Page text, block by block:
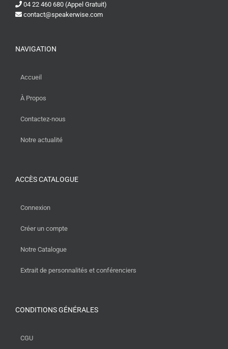
04 22 460 680 (Appel Gratuit)
contact@speakerwise.com
NAVIGATION
Accueil
À Propos
Contactez-nous
Notre actualité
ACCÈS CATALOGUE
Connexion
Créer un compte
Notre Catalogue
Extrait de personnalités et conférenciers
CONDITIONS GÉNÉRALES
CGU